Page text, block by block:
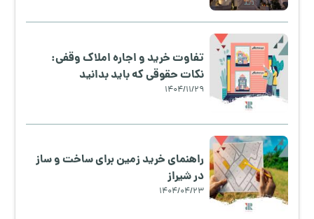
تفاوت خرید و اجاره املاک وقفی:
نکات حقوقی که باید بدانید
1404/11/29
راهنمای خرید زمین برای ساخت و ساز
در شیراز
1404/04/23